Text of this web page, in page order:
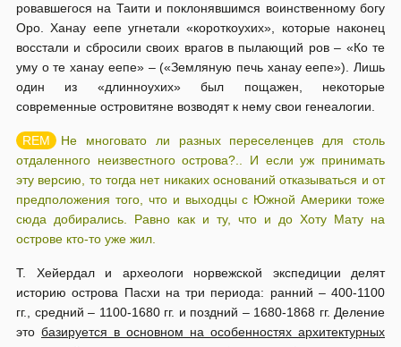
ровавшегося на Таити и поклонявшимся воинственному богу
Оро. Ха­нау еепе угнетали «короткоухих», которые наконец
восстали и сбросили сво­их врагов в пылающий ров – «Ко те
уму о те ханау еепе» – («Зем­ля­ную печь ханау еепе»). Лишь
один из «длинноухих» был пощажен, не­ко­торые
современные островитяне возводят к нему свои генеалогии.
Не многовато ли разных переселенцев для столь
отдаленного неизвестного острова?.. И если уж принимать
эту версию, то тогда нет никаких оснований отказываться и от
предположения того, что и выходцы с Южной Америки тоже
сюда добирались. Равно как и ту, что и до Хоту Мату на
острове кто-то уже жил.
Т. Хейердал и археологи норвежской экспедиции делят
историю ос­трова Пасхи на три периода: ранний – 400-1100
гг., средний – 1100-1680 гг. и поздний – 1680-1868 гг. Деление
это базируется в основном на особенностях архитектурных